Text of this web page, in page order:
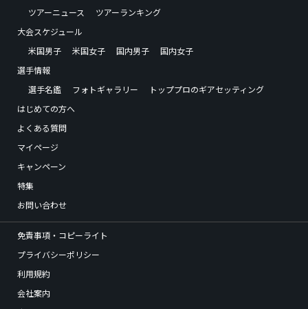
ツアーニュース
ツアーランキング
大会スケジュール
米国男子
米国女子 国内男子
国内女子
選手情報
選手名鑑
フォトギャラリー
トッププロのギアセッティング
はじめての方へ
よくある質問
マイページ
キャンペーン
特集
お問い合わせ
免責事項・コピーライト
プライバシーポリシー
利用規約
会社案内